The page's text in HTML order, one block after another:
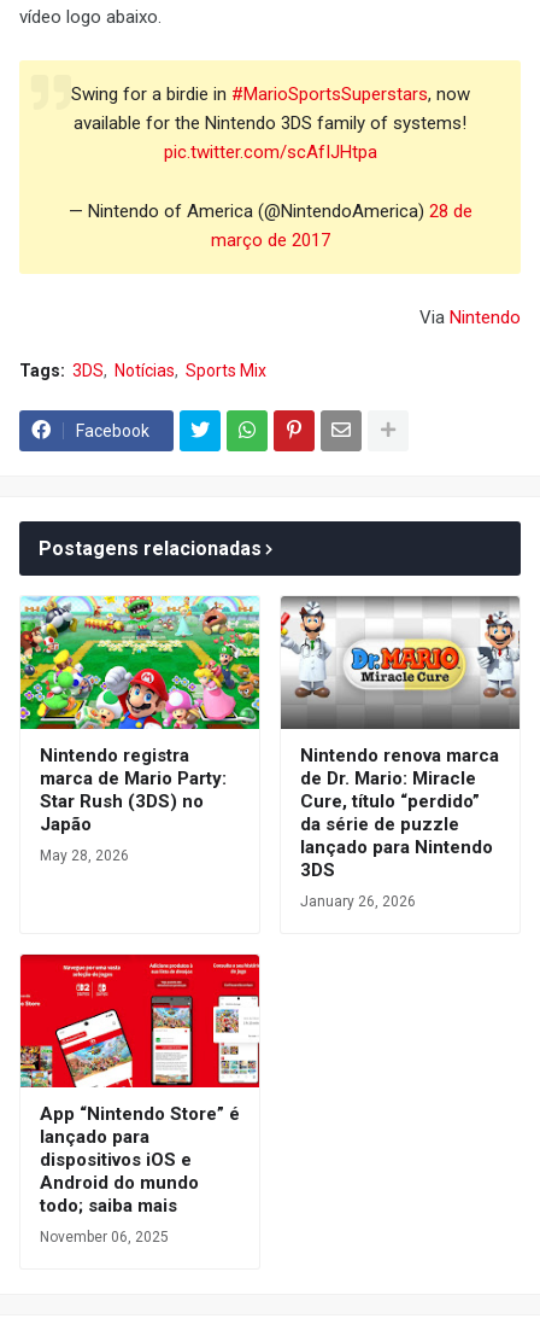
vídeo logo abaixo.
Swing for a birdie in #MarioSportsSuperstars, now
available for the Nintendo 3DS family of systems!
pic.twitter.com/scAfIJHtpa
— Nintendo of America (@NintendoAmerica) 28 de
março de 2017
Via Nintendo
Tags: 3DS Notícias Sports Mix
Facebook
Postagens relacionadas
Nintendo registra
marca de Mario Party:
Star Rush (3DS) no
Japão
May 28, 2026
Nintendo renova marca
de Dr. Mario: Miracle
Cure, título “perdido”
da série de puzzle
lançado para Nintendo
3DS
January 26, 2026
App “Nintendo Store” é
lançado para
dispositivos iOS e
Android do mundo
todo; saiba mais
November 06, 2025